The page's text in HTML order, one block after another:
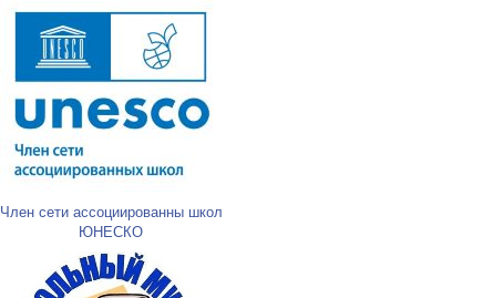
Член сети ассоциированны школ
ЮНЕСКО